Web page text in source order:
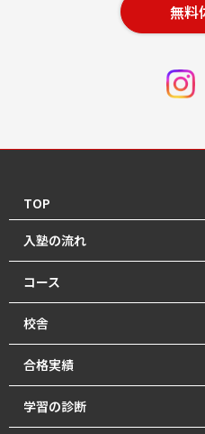
無料
TOP
入塾の流れ
コース
【2026年度前期】小学5・6年
【2026年度前期】小学5・6年
【2026年度前期】中学1･2年生
【2026年度前期】中学3年生
校舎
香東校（円座町）
牟礼校
合格実績
2026年 高校入試 合格体験記
学習の診断